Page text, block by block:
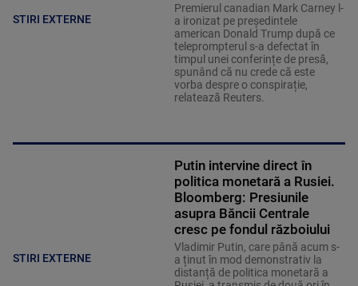
STIRI EXTERNE
Premierul canadian Mark Carney l-
a ironizat pe președintele
american Donald Trump după ce
teleprompterul s-a defectat în
timpul unei conferințe de presă,
spunând că nu crede că este
vorba despre o conspirație,
relatează Reuters.
STIRI EXTERNE
Putin intervine direct în
politica monetară a Rusiei.
Bloomberg: Presiunile
asupra Băncii Centrale
cresc pe fondul războiului
Vladimir Putin, care până acum s-
a ținut în mod demonstrativ la
distanță de politica monetară a